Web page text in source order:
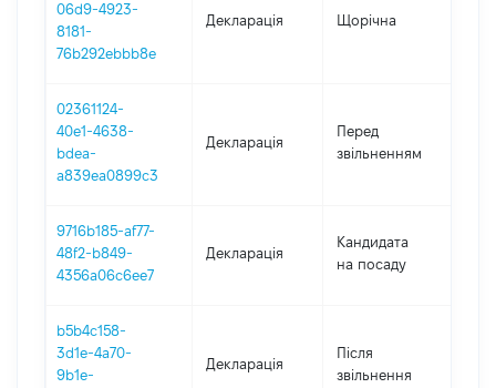
06d9-4923-
8181-
76b292ebbb8e
Декларація Щорічна
02361124-
40e1-4638-
bdea-
a839ea0899c3
Декларація
Перед
звільненням
9716b185-af77-
48f2-b849-
4356a06c6ee7
Декларація
Кандидата
на посаду
b5b4c158-
3d1e-4a70-
9b1e-
Декларація
Після
звільнення